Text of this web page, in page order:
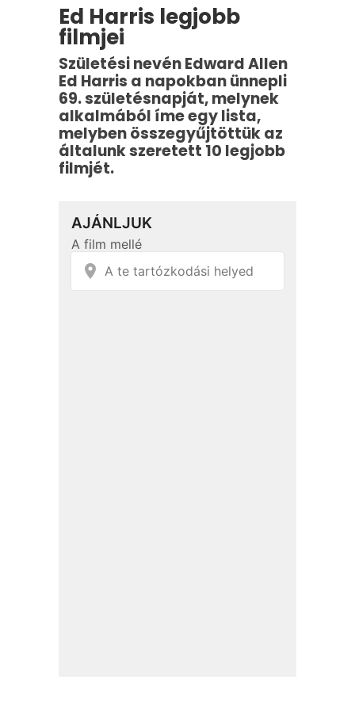
Ed Harris legjobb
filmjei
Születési nevén Edward Allen
Ed Harris a napokban ünnepli
69. születésnapját, melynek
alkalmából íme egy lista,
melyben összegyűjtöttük az
általunk szeretett 10 legjobb
filmjét.